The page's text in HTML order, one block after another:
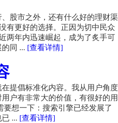
股市之外，还有什么好的理财渠
有更好的选择。正因为切中民众
两年内迅速崛起，成为了炙手可
同 ... [查看详情]
提倡标准化内容。我从用户角度
户有非常大的价值，有很好的用
要想一下：搜索引擎已经发展了
... [查看详情]